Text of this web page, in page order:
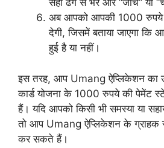
सही ढंग से भरें और “जाँचें” या
अब आपको आपकी 1000 रुपये
देगी, जिसमें बताया जाएगा कि
हुई है या नहीं।
इस तरह, आप Umang ऐप्लिकेशन का
कार्ड योजना के 1000 रुपये की पेमेंट
हैं। यदि आपको किसी भी समस्या या
तो आप Umang ऐप्लिकेशन के ग्राहक
कर सकते हैं।